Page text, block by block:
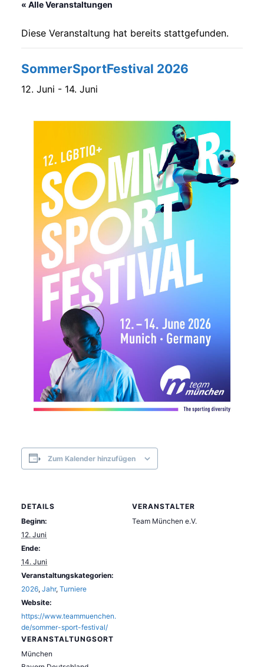
« Alle Veranstaltungen
Diese Veranstaltung hat bereits stattgefunden.
SommerSportFestival 2026
12. Juni - 14. Juni
Zum Kalender hinzufügen
DETAILS
Beginn:
12. Juni
Ende:
14. Juni
Veranstaltungskategorien:
2026, Jahr, Turniere
Website:
https://www.teammuenchen.
de/sommer-sport-festival/
VERANSTALTUNGSORT
München
VERANSTALTER
Team München e.V.